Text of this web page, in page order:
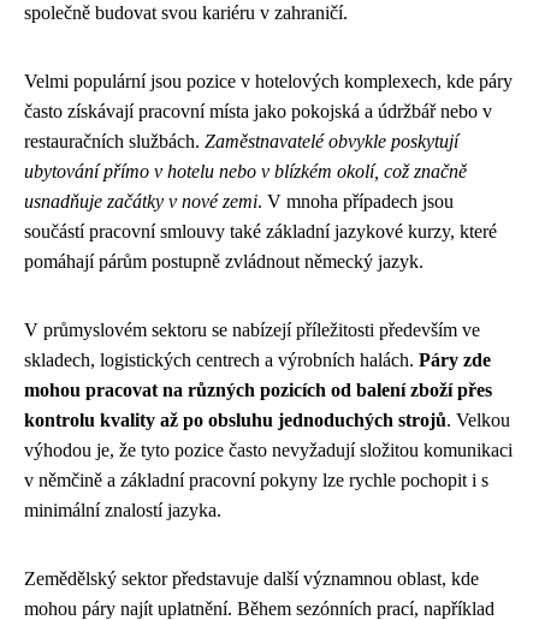
společně budovat svou kariéru v zahraničí.
Velmi populární jsou pozice v hotelových komplexech, kde páry
často získávají pracovní místa jako pokojská a údržbář nebo v
restauračních službách. Zaměstnavatelé obvykle poskytují
ubytování přímo v hotelu nebo v blízkém okolí, což značně
usnadňuje začátky v nové zemi. V mnoha případech jsou
součástí pracovní smlouvy také základní jazykové kurzy, které
pomáhají párům postupně zvládnout německý jazyk.
V průmyslovém sektoru se nabízejí příležitosti především ve
skladech, logistických centrech a výrobních halách. Páry zde
mohou pracovat na různých pozicích od balení zboží přes
kontrolu kvality až po obsluhu jednoduchých strojů. Velkou
výhodou je, že tyto pozice často nevyžadují složitou komunikaci
v němčině a základní pracovní pokyny lze rychle pochopit i s
minimální znalostí jazyka.
Zemědělský sektor představuje další významnou oblast, kde
mohou páry najít uplatnění. Během sezónních prací, například